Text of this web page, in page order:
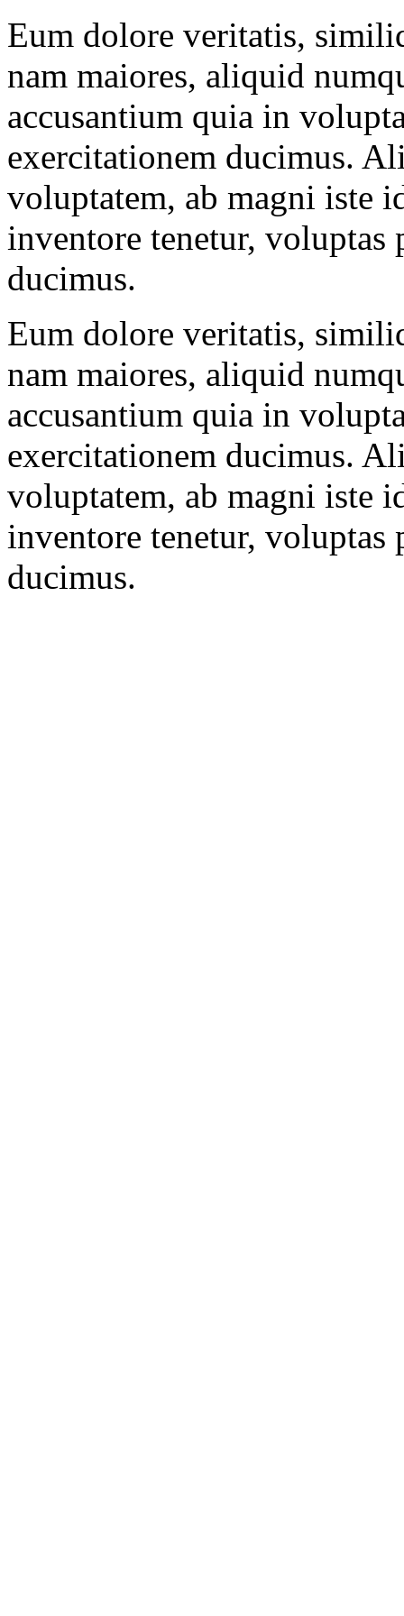
Eum dolore veritatis,
nam maiores, aliquid
accusantium quia in
exercitationem ducimus.
voluptatem, ab magni iste
inventore tenetur, voluptas
ducimus.
Eum dolore veritatis,
nam maiores, aliquid
accusantium quia in
exercitationem ducimus.
voluptatem, ab magni iste
inventore tenetur, voluptas
ducimus.